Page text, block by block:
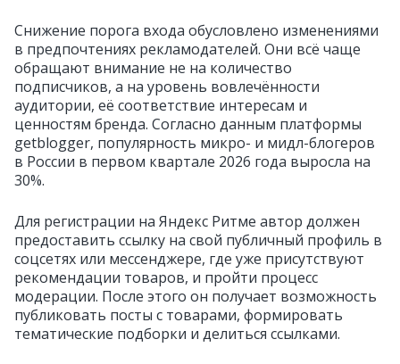
Снижение порога входа обусловлено изменениями
в предпочтениях рекламодателей. Они всё чаще
обращают внимание не на количество
подписчиков, а на уровень вовлечённости
аудитории, её соответствие интересам и
ценностям бренда. Согласно данным платформы
getblogger, популярность микро- и мидл-блогеров
в России в первом квартале 2026 года выросла на
30%.
Для регистрации на Яндекс Ритме автор должен
предоставить ссылку на свой публичный профиль в
соцсетях или мессенджере, где уже присутствуют
рекомендации товаров, и пройти процесс
модерации. После этого он получает возможность
публиковать посты с товарами, формировать
тематические подборки и делиться ссылками.